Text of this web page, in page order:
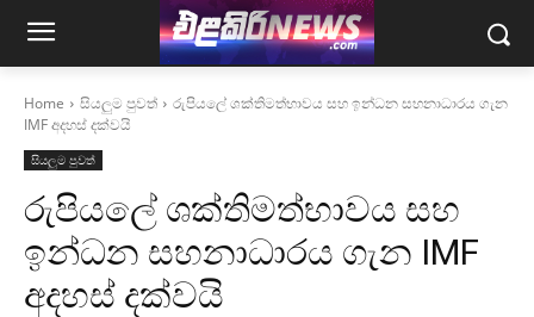
Home සියලුම පුවත්
රුපියලේ ශක්තිමත්භාවය සහ ඉන්ධන සහනාධාරය ගැන
IMF අදහස් දක්වයි
සියලුම පුවත්
රුපියලේ ශක්තිමත්භාවය සහ
ඉන්ධන සහනාධාරය ගැන IMF
අදහස් දක්වයි